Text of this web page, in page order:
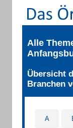
Alle
Übersicht
Branchen
A